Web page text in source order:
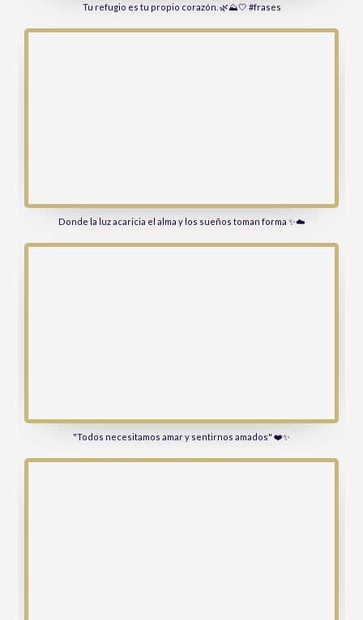
Tu refugio es tu propio corazón. 🌿⛰️🤍 #frases
Donde la luz acaricia el alma y los sueños toman forma ✨☁️
"Todos necesitamos amar y sentirnos amados" ❤️✨